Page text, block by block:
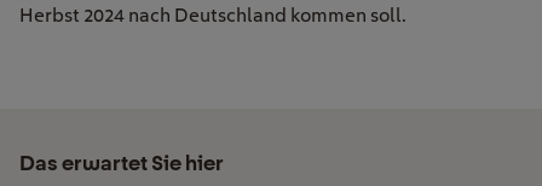
Herbst 2024 nach Deutschland kommen soll.
Das erwartet Sie hier